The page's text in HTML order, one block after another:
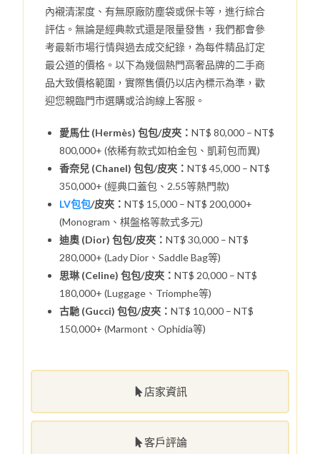
店家資訊
客戶評論
內襯清潔度、有無原廠防塵袋或保卡等，進行綜合
評估。無論是經典款式還是限量發售，我們都會參
考最新市場行情與過去成交紀錄，為每件精品訂定
最公道的價格。以下為幾個熱門高奢品牌的二手商
品大致價格範圍，實際售價仍以店內標示為準，歡
迎您親臨門市選購或洽詢線上客服。
愛馬仕 (Hermès) 包包/皮夾：NT$ 80,000 – NT$
800,000+ (依稀有款式如柏金包、凱莉包而異)
香奈兒 (Chanel) 包包/皮夾：NT$ 45,000 – NT$
350,000+ (經典口蓋包、2.55等熱門款)
LV包包/皮夾：NT$ 15,000 – NT$ 200,000+
(Monogram、棋盤格等款式多元)
迪奧 (Dior) 包包/皮夾：NT$ 30,000 – NT$
280,000+ (Lady Dior、Saddle Bag等)
思琳 (Celine) 包包/皮夾：NT$ 20,000 – NT$
180,000+ (Luggage、Triomphe等)
古馳 (Gucci) 包包/皮夾：NT$ 10,000 – NT$
150,000+ (Marmont、Ophidia等)